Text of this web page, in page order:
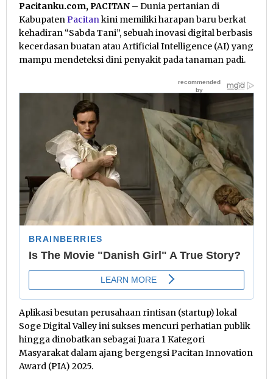
Pacitanku.com, PACITAN – Dunia pertanian di
KabupatenPacitankini memiliki harapan baru berkat
kehadiran “Sabda Tani”, sebuah inovasi digital berbasis
kecerdasan buatan atau Artificial Intelligence (AI) yang
mampu mendeteksi dini penyakit pada tanaman padi.
Aplikasi besutan perusahaan rintisan (startup) lokal
Soge Digital Valley ini sukses mencuri perhatian publik
hingga dinobatkan sebagai Juara 1 Kategori
Masyarakat dalam ajang bergengsi Pacitan Innovation
Award (PIA) 2025.